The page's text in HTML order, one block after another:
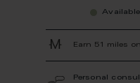
Earn 51 miles
Personal